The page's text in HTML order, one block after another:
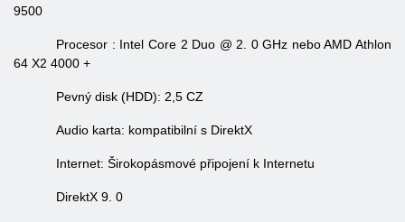
9500
Procesor : Intel Core 2 Duo @ 2. 0GHz nebo AMD Athlon
64 X2 4000 +
Pevný disk (HDD): 2,5CZ
Audio karta: kompatibilní s DirektX
Internet: Širokopásmové připojení k Internetu
DirektX 9. 0